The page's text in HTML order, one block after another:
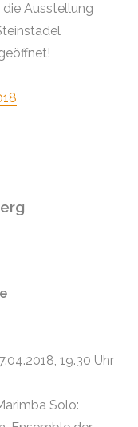
Ausstellung
19.30 Uhr
Solo: